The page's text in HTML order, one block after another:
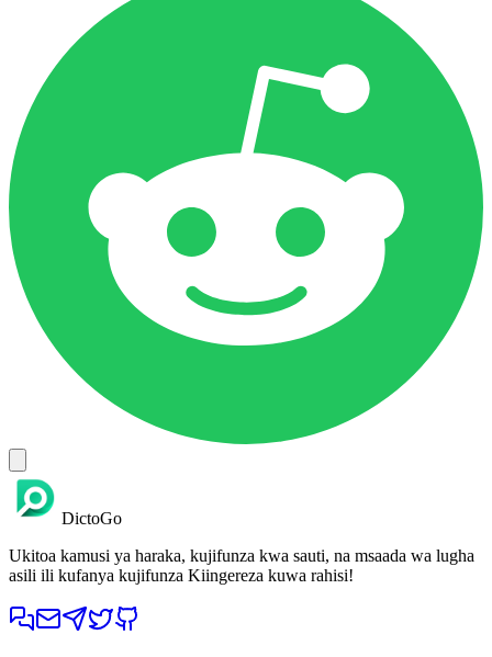
DictoGo
Ukitoa kamusi ya haraka, kujifunza kwa sauti, na msaada wa lugha
asili ili kufanya kujifunza Kiingereza kuwa rahisi!